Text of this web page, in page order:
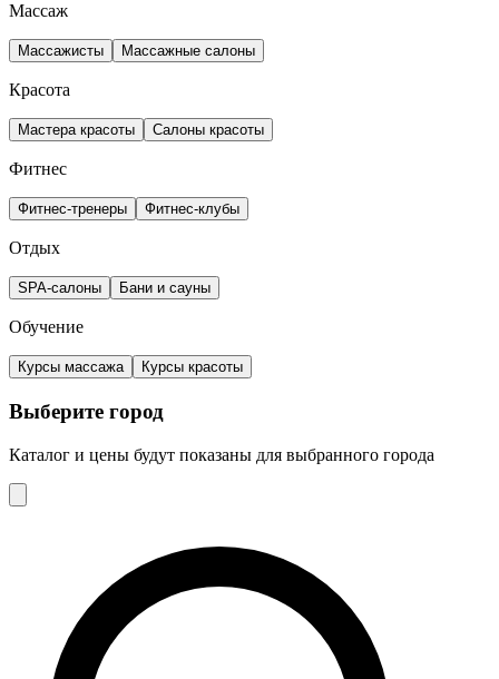
Массаж
Массажисты Массажные салоны
Красота
Мастера красоты Салоны красоты
Фитнес
Фитнес-тренеры Фитнес-клубы
Отдых
SPA-салоны Бани и сауны
Обучение
Курсы массажа Курсы красоты
Выберите город
Каталог и цены будут показаны для выбранного города